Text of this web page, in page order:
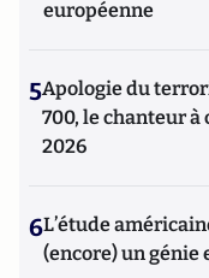
européenne
5Apologie du
700, le chanteur à
2026
6L’étude
(encore) un génie